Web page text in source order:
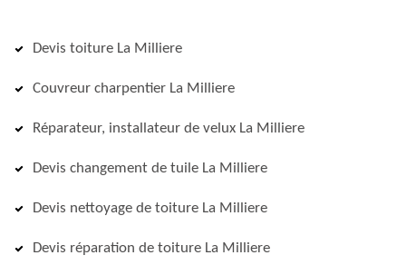
Devis toiture La Milliere
Couvreur charpentier La Milliere
Réparateur, installateur de velux La Milliere
Devis changement de tuile La Milliere
Devis nettoyage de toiture La Milliere
Devis réparation de toiture La Milliere